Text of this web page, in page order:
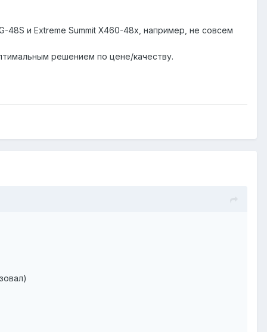
48S и Extreme Summit X460-48x, например, не совсем
решением по цене/качеству.